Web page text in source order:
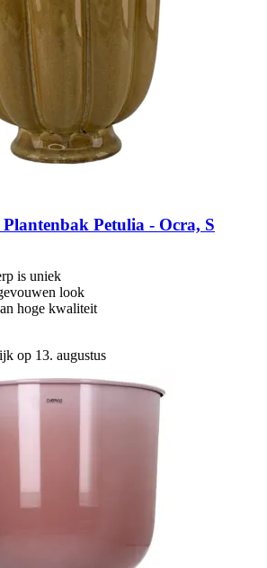
Plantenbak Petulia -​ Ocra, S
is uniek
look
hoge kwaliteit
op 13. augustus